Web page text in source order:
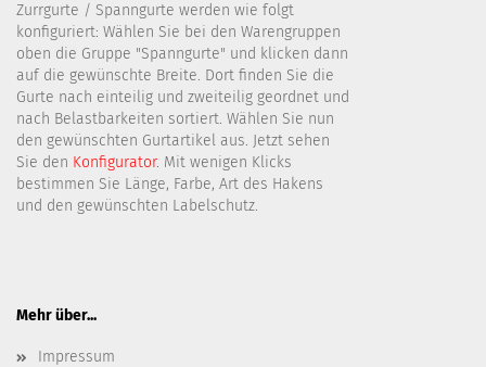
Zurrgurte / Spanngurte werden wie folgt
konfiguriert: Wählen Sie bei den Warengruppen
oben die Gruppe "Spanngurte" und klicken dann
auf die gewünschte Breite. Dort finden Sie die
Gurte nach einteilig und zweiteilig geordnet und
nach Belastbarkeiten sortiert. Wählen Sie nun
den gewünschten Gurtartikel aus. Jetzt sehen
Sie den Konfigurator. Mit wenigen Klicks
bestimmen Sie Länge, Farbe, Art des Hakens
und den gewünschten Labelschutz.
Mehr über...
Impressum